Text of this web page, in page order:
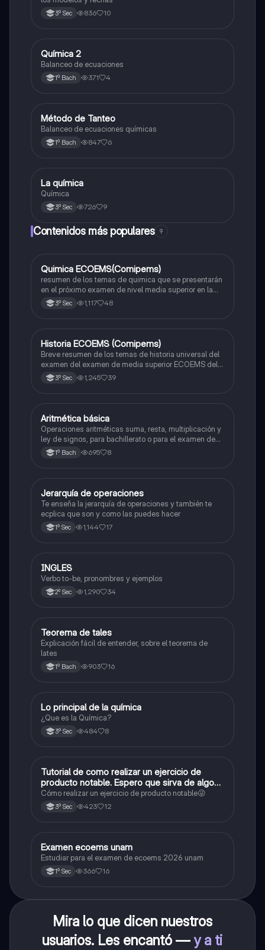
3º Sec 836 10
Química
Química 2
Balanceo de ecuaciones
1º Bach 371 4
Química
Método de Tanteo
Balanceo de ecuaciones químicas
1º Bach 847 6
Química
La química
Química
3º Sec 726 9
Contenidos más populares 9
Química
Quimica ECOEMS(Comipems)
resumen de los temas de quimica que se presentarán
en el próximo examen de nivel media superior en la
zona metropolitana de el valle de México
3º Sec 1,117 48
Historia
Historia ECOEMS (Comipems)
Breve resumen de los temas de historia universal del
examen del examen de media superior ECOEMS del
valle de México
3º Sec 1,245 39
Matemáticas
Aritmética básica
Operaciones aritméticas suma, resta, multiplicación y
ley de signos, para bachillerato o para el examen de
admisión a la universidad
1º Bach 695 8
Matemáticas
Jerarquía de operaciones
Te enseña la jerarquía de operaciones y también te
ecplica que son y como las puedes hacer
1º Sec 1,144 17
Inglés
INGLES
Verbo to-be, pronombres y ejemplos
2º Sec 1,290 34
Matemáticas
Teorema de tales
Explicación fácil de entender, sobre el teorema de
lates
1º Bach 903 16
Química
Lo principal de la química
¿Que es la Química?
3º Sec 484 8
Matemáticas
Tutorial de como realizar un ejercicio de
producto notable. Espero que sirva de algo💕
😜
Cómo realizar un ejercicio de producto notable😜
3º Sec 423 12
Español
Examen ecoems unam
Estudiar para el examen de ecoems 2026 unam
1º Sec 366 16
Mira lo que dicen nuestros
usuarios. Les encantó —y a ti